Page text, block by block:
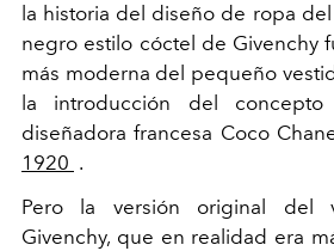
la historia del diseño de ropa
negro estilo cóctel de Givenchy
más moderna del pequeño
la introducción del
diseñadora francesa Coco
1920 .
Pero la versión original del
Givenchy, que en realidad era